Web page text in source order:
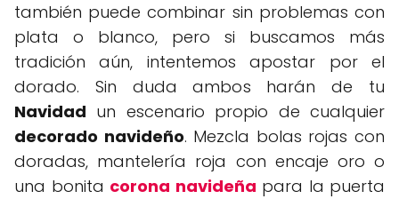
también puede combinar sin problemas con
plata o blanco, pero si buscamos más
tradición aún, intentemos apostar por el
dorado. Sin duda ambos harán de tu
Navidad un escenario propio de cualquier
decorado navideño. Mezcla bolas rojas con
doradas, mantelería roja con encaje oro o
una bonita corona navideña para la puerta